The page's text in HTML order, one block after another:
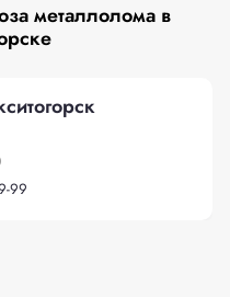
металлолома в
99